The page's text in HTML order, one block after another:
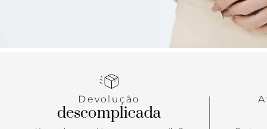
Devolução
descomplicada